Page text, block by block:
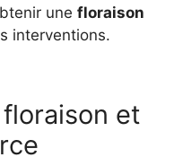
une floraison
interventions.
et